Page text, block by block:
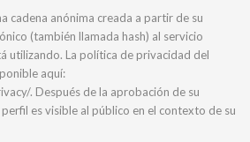
cadena anónima creada a partir de su
(también llamada hash) al servicio
utilizando. La política de privacidad del
aquí:
. Después de la aprobación de su
es visible al público en el contexto de su